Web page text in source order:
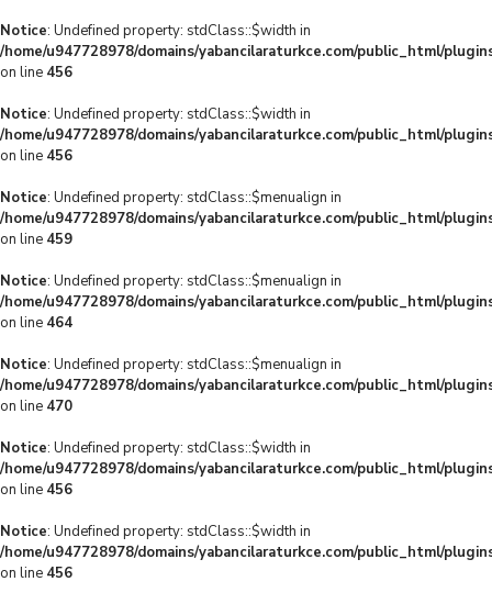
Notice: Undefined property: stdClass::$width in
/home/u947728978/domains/yabancilaraturkce.com/public_html/
on line 456
Notice: Undefined property: stdClass::$width in
/home/u947728978/domains/yabancilaraturkce.com/public_html/
on line 456
Notice: Undefined property: stdClass::$menualign in
/home/u947728978/domains/yabancilaraturkce.com/public_html/
on line 459
Notice: Undefined property: stdClass::$menualign in
/home/u947728978/domains/yabancilaraturkce.com/public_html/
on line 464
Notice: Undefined property: stdClass::$menualign in
/home/u947728978/domains/yabancilaraturkce.com/public_html/
on line 470
Notice: Undefined property: stdClass::$width in
/home/u947728978/domains/yabancilaraturkce.com/public_html/
on line 456
Notice: Undefined property: stdClass::$width in
/home/u947728978/domains/yabancilaraturkce.com/public_html/
on line 456